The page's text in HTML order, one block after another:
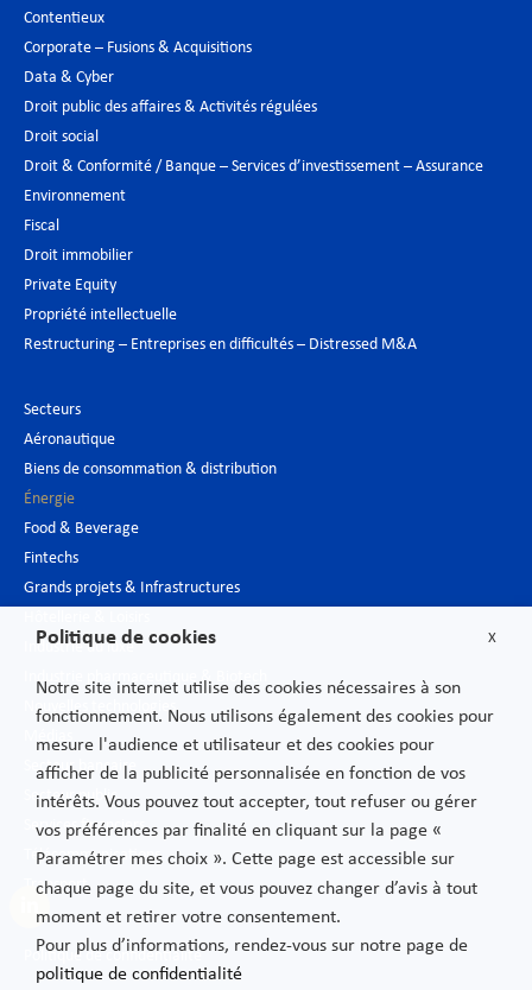
Contentieux
Corporate – Fusions & Acquisitions
Data & Cyber
Droit public des affaires & Activités régulées
Droit social
Droit & Conformité / Banque – Services d’investissement – Assurance
Environnement
Fiscal
Droit immobilier
Private Equity
Propriété intellectuelle
Restructuring – Entreprises en difficultés – Distressed M&A
Secteurs
Aéronautique
Biens de consommation & distribution
Énergie
Food & Beverage
Fintechs
Grands projets & Infrastructures
Industrie du luxe
Industrie pharmaceutique & Biotech
Nouvelles technologies
Secteur bancaire
Secteur public
Services financiers
Télécommunications
Transport
Politique de confidentialité
X
Politique de cookies
Notre site internet utilise des cookies nécessaires à son
fonctionnement. Nous utilisons également des cookies pour
mesure l'audience et utilisateur et des cookies pour
afficher de la publicité personnalisée en fonction de vos
intérêts. Vous pouvez tout accepter, tout refuser ou gérer
vos préférences par finalité en cliquant sur la page «
Paramétrer mes choix ». Cette page est accessible sur
chaque page du site, et vous pouvez changer d’avis à tout
moment et retirer votre consentement.
Pour plus d’informations, rendez-vous sur notre page de
politique de confidentialité